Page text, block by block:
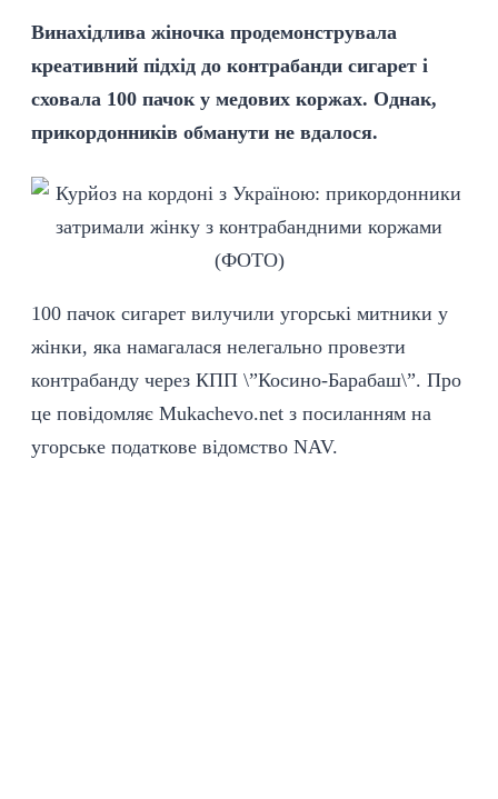
Винахідлива жіночка продемонструвала
креативний підхід до контрабанди сигарет і
сховала 100 пачок у медових коржах. Однак,
прикордонників обманути не вдалося.
100 пачок сигарет вилучили угорські митники у
жінки, яка намагалася нелегально провезти
контрабанду через КПП \”Косино-Барабаш\”. Про
це повідомляє Mukachevo.net з посиланням на
угорське податкове відомство NAV.